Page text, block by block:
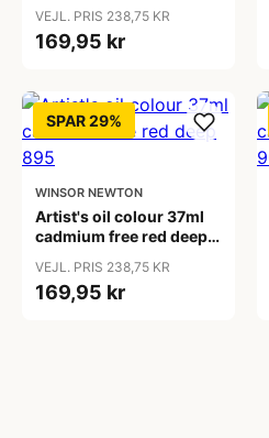
VEJL. PRIS 238,75 KR
169,95 kr
SPAR 29%
WINSOR NEWTON
Artist's oil colour 37ml
cadmium free red deep
VEJL. PRIS 238,75 KR
169,95 kr